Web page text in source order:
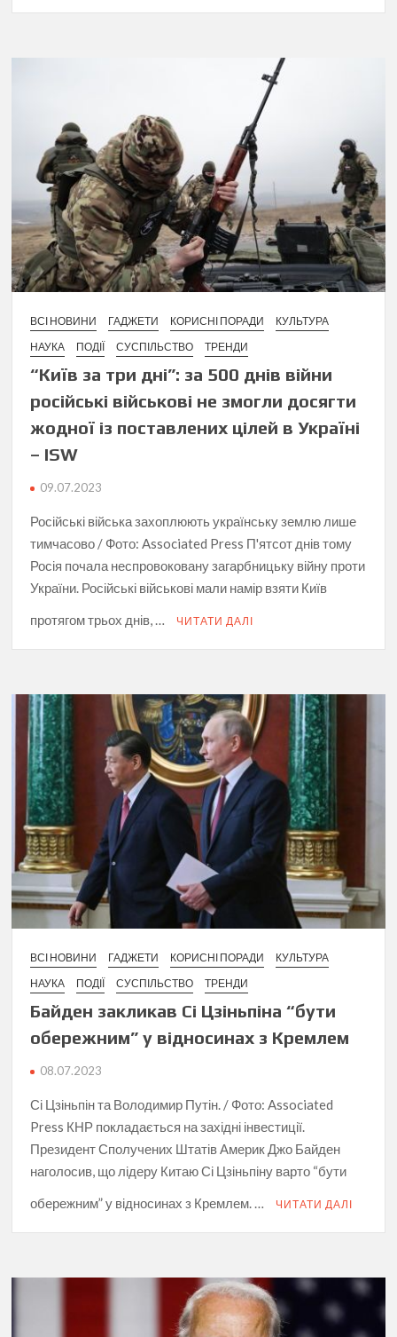
ВСІ НОВИНИ ГАДЖЕТИ КОРИСНІ ПОРАДИ
КУЛЬТУРА
НАУКА
ПОДІЇ СУСПІЛЬСТВО ТРЕНДИ
“Київ за три дні”: за 500 днів війни
російські військові не змогли досягти
жодної із поставлених цілей в Україні
– ISW
09.07.2023
Російські війська захоплюють українську землю лише
тимчасово / Фото: Associated Press П'ятсот днів тому
Росія почала неспровоковану загарбницьку війну проти
України. Російські військові мали намір взяти Київ
протягом трьох днів, …
ЧИТАТИ ДАЛІ
ВСІ НОВИНИ ГАДЖЕТИ КОРИСНІ ПОРАДИ
КУЛЬТУРА
НАУКА
ПОДІЇ СУСПІЛЬСТВО ТРЕНДИ
Байден закликав Сі Цзіньпіна “бути
обережним” у відносинах з Кремлем
08.07.2023
Сі Цзіньпін та Володимир Путін. / Фото: Associated
Press КНР покладається на західні інвестиції.
Президент Сполучених Штатів Америк Джо Байден
наголосив, що лідеру Китаю Сі Цзіньпіну варто “бути
обережним” у відносинах з Кремлем. …
ЧИТАТИ ДАЛІ